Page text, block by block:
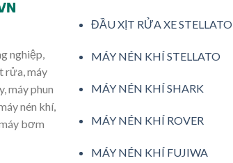
nghiệp,
rửa, máy
máy phun
nén khí,
bơm
ĐẦU XỊT RỬA XE STELLATO
MÁY NÉN KHÍ STELLATO
MÁY NÉN KHÍ SHARK
MÁY NÉN KHÍ ROVER
MÁY NÉN KHÍ FUJIWA